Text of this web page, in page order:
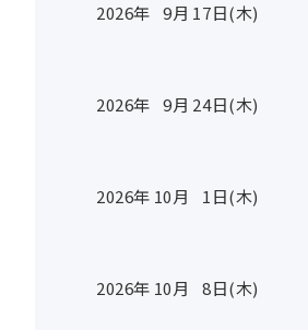
2026年 9月 17日(木)
2026年 9月 24日(木)
2026年 10月 1日(木)
2026年 10月 8日(木)